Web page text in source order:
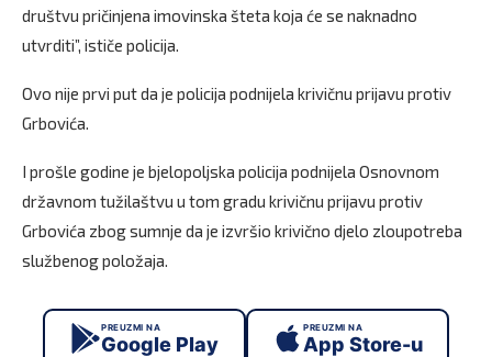
društvu pričinjena imovinska šteta koja će se naknadno
utvrditi”, ističe policija.
Ovo nije prvi put da je policija podnijela krivičnu prijavu protiv
Grbovića.
I prošle godine je bjelopoljska policija podnijela Osnovnom
državnom tužilaštvu u tom gradu krivičnu prijavu protiv
Grbovića zbog sumnje da je izvršio krivično djelo zloupotreba
službenog položaja.
PREUZMI NA
Google Play
PREUZMI NA
App Store-u